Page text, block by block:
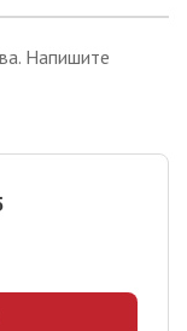
Напишите